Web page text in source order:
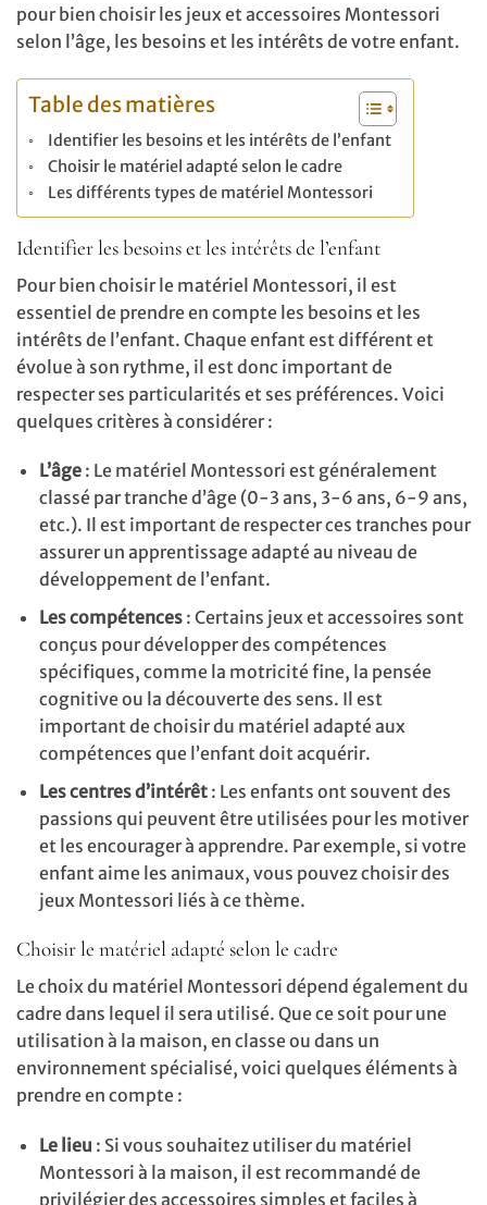
pour bien choisir les jeux et accessoires Montessori
selon l’âge, les besoins et les intérêts de votre enfant.
Table des matières
Identifier les besoins et les intérêts de l’enfant
Choisir le matériel adapté selon le cadre
Les différents types de matériel Montessori
Identifier les besoins et les intérêts de l’enfant
Pour bien choisir le matériel Montessori, il est
essentiel de prendre en compte les besoins et les
intérêts de l’enfant. Chaque enfant est différent et
évolue à son rythme, il est donc important de
respecter ses particularités et ses préférences. Voici
quelques critères à considérer :
L’âge: Le matériel Montessori est généralement
classé par tranche d’âge (0-3 ans, 3-6 ans, 6-9 ans,
etc.). Il est important de respecter ces tranches pour
assurer un apprentissage adapté au niveau de
développement de l’enfant.
Les compétences: Certains jeux et accessoires sont
conçus pour développer des compétences
spécifiques, comme la motricité fine, la pensée
cognitive ou la découverte des sens. Il est
important de choisir du matériel adapté aux
compétences que l’enfant doit acquérir.
Les centres d’intérêt: Les enfants ont souvent des
passions qui peuvent être utilisées pour les motiver
et les encourager à apprendre. Par exemple, si votre
enfant aime les animaux, vous pouvez choisir des
jeux Montessori liés à ce thème.
Choisir le matériel adapté selon le cadre
Le choix du matériel Montessori dépend également du
cadre dans lequel il sera utilisé. Que ce soit pour une
utilisation à la maison, en classe ou dans un
environnement spécialisé, voici quelques éléments à
prendre en compte :
Le lieu : Si vous souhaitez utiliser du matériel
Montessori à la maison, il est recommandé de
privilégier des accessoires simples et faciles à